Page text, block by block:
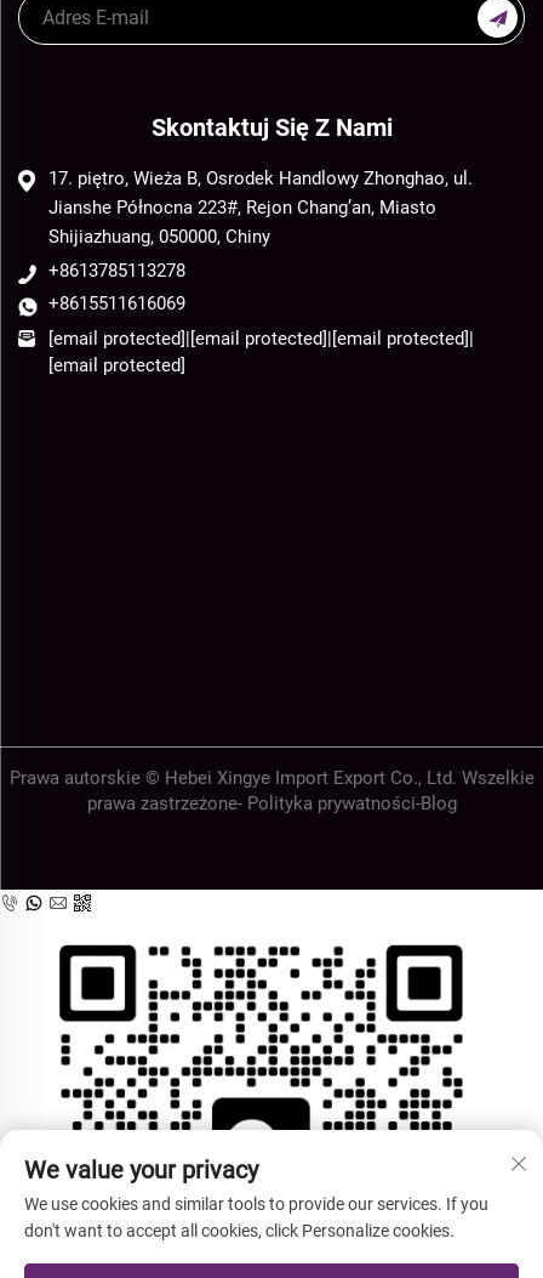
Skontaktuj Się Z Nami
17. piętro, Wieża B, Osrodek Handlowy Zhonghao, ul.
Jianshe Północna 223#, Rejon Chang’an, Miasto
Shijiazhuang, 050000, Chiny
+8613785113278
+8615511616069
[email protected]|[email protected]|[email protected]|
[email protected]
Prawa autorskie © Hebei Xingye Import Export Co., Ltd. Wszelkie
prawa zastrzeżone- Polityka prywatności-Blog
We value your privacy
We use cookies and similar tools to provide our services. If you
don't want to accept all cookies, click Personalize cookies.